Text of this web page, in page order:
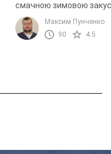
смачною зимовою
приготуємо їх разом!
Максим Пунченко
90
4.5